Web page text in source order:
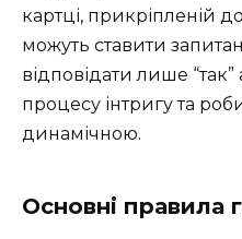
картці, прикріпленій
можуть ставити
відповідати лише “так”
процесу інтригу та
динамічною.
Основні правила